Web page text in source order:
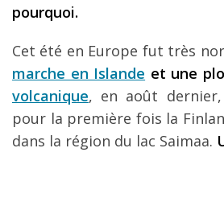
Préparer son voyage
Destinations
LA LETTRE
Outils pour voyageur
pourquoi.
Cet été en Europe fut très
marche en Islande et une
volcanique, en août
pour la première fois la
dans la région du lac Saimaa.